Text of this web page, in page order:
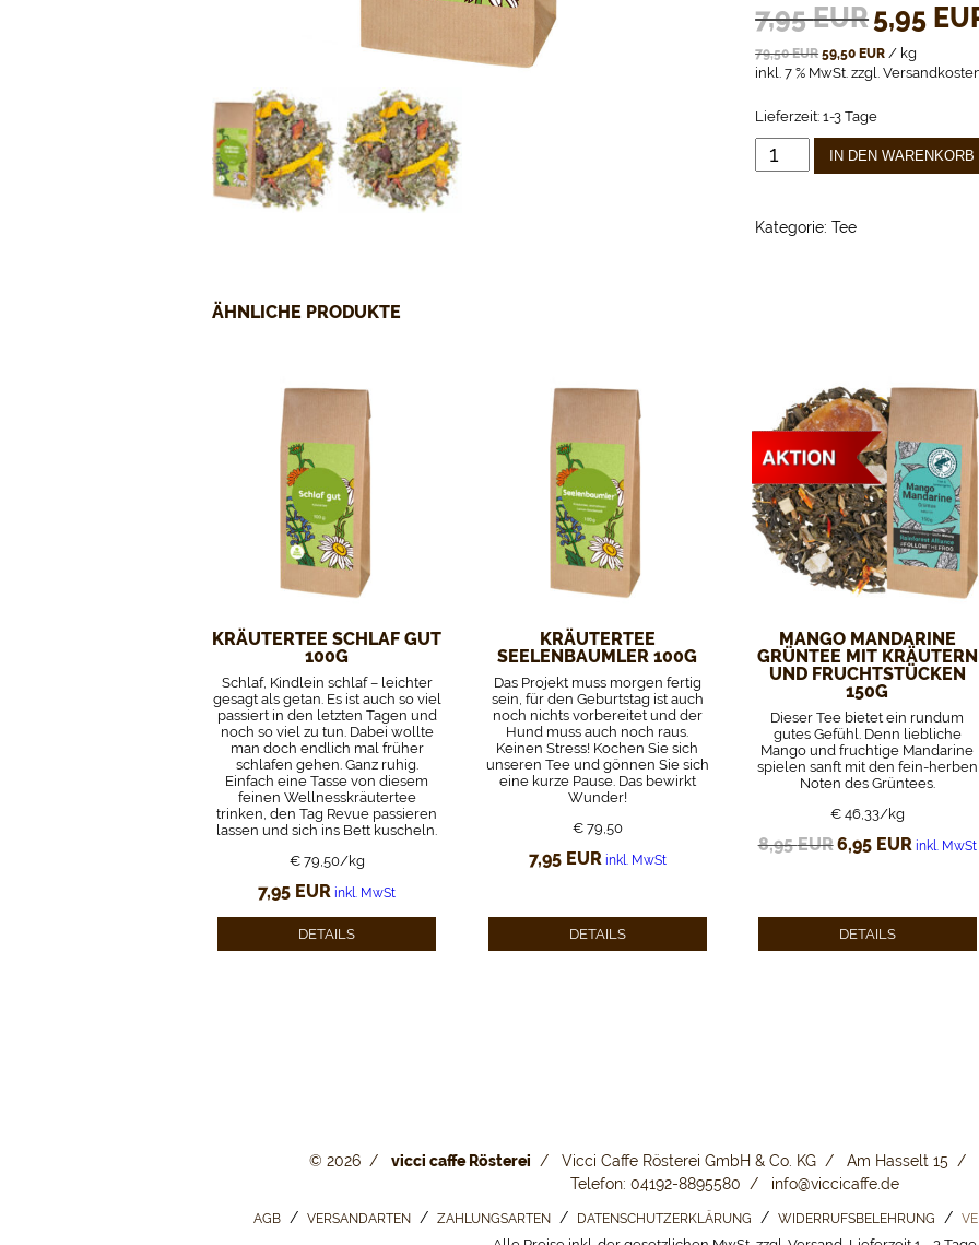
7,95EUR Ursprünglicher
Preis
7,95 EUR
5,95
79,50EUR 59,50 EUR / kg
inkl. 7 % MwSt. zzgl.
Lieferzeit:1-3 Tage
KRÄUTERTEE
HEIMATKRÄUTER
MENGE
IN DEN WARENKORB
Kategorie:Tee
ÄHNLICHE PRODUKTE
KRÄUTERTEE SCHLAF GUT
100G
Schlaf, Kindlein schlaf – leichter
gesagt als getan. Es ist auch so viel
passiert in den letzten Tagen und
noch so viel zu tun. Dabei wollte
man doch endlich mal früher
schlafen gehen. Ganz ruhig.
Einfach eine Tasse von diesem
feinen Wellnesskräutertee
trinken, den Tag Revue passieren
lassen und sich ins Bett kuscheln.
€ 79,50/kg
7,95 EUR inkl. MwSt
DETAILS
KRÄUTERTEE
SEELENBAUMLER 100G
Das Projekt muss morgen fertig
sein, für den Geburtstag ist auch
noch nichts vorbereitet und der
Hund muss auch noch raus.
Keinen Stress! Kochen Sie sich
unseren Tee und gönnen Sie sich
eine kurze Pause. Das bewirkt
Wunder!
€ 79,50
7,95 EUR inkl. MwSt
DETAILS
MANGO MANDARINE
GRÜNTEE MIT KRÄUTERN
UND FRUCHTSTÜCKEN
150G
Dieser Tee bietet ein rundum
gutes Gefühl. Denn liebliche
Mango und fruchtige Mandarine
spielen sanft mit den fein-herben
Noten des Grüntees.
€ 46,33/kg
8,95EUR Ursprünglicher
Preis
6,95 EURAktueller
Preis
inkl. MwSt
DETAILS
© 2026 vicci caffe Rösterei Vicci Caffe Rösterei GmbH & Co. KG Am Hasselt 15
Telefon: 04192-8895580
info@viccicaffe.de
AGB VERSANDARTEN ZAHLUNGSARTEN DATENSCHUTZERKLÄRUNG WIDERRUFSBELEHRUNG